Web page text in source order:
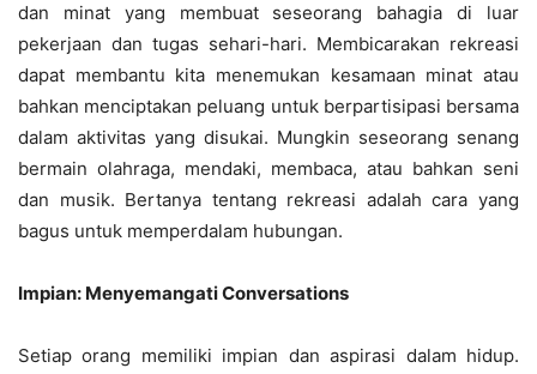
dan minat yang membuat seseorang bahagia di luar
pekerjaan dan tugas sehari-hari. Membicarakan rekreasi
dapat membantu kita menemukan kesamaan minat atau
bahkan menciptakan peluang untuk berpartisipasi bersama
dalam aktivitas yang disukai. Mungkin seseorang senang
bermain olahraga, mendaki, membaca, atau bahkan seni
dan musik. Bertanya tentang rekreasi adalah cara yang
bagus untuk memperdalam hubungan.
Impian: Menyemangati Conversations
Setiap orang memiliki impian dan aspirasi dalam hidup.